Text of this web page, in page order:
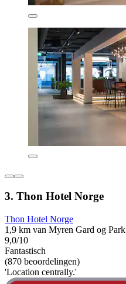
3. Thon Hotel Norge
Thon Hotel Norge
1,9 km van Myren Gard og Park
9,0/10
Fantastisch
(870 beoordelingen)
'Location centrally.'